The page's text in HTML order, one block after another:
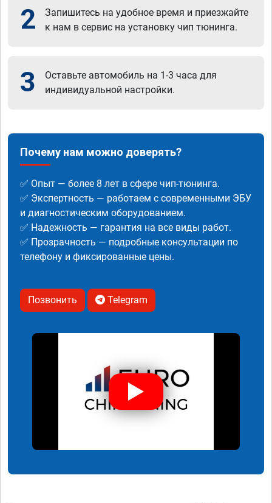
2
Запишитесь на удобное время и приезжайте
к нам в сервис на установку чип тюнинга.
3
Оставьте автомобиль на 1-3 часа для
индивидуальной настройки.
Почему нам можно доверять?
✅ Опыт — более 8 лет в сфере чип-тюнинга.
✅ Экспертность — работаем с современными ЭБУ
и диагностическим оборудованием.
✅ Надежность — гарантия на все виды работ.
✅ Прозрачность — подробные консультации по
телефону и фиксированные цены.
Позвонить Telegram